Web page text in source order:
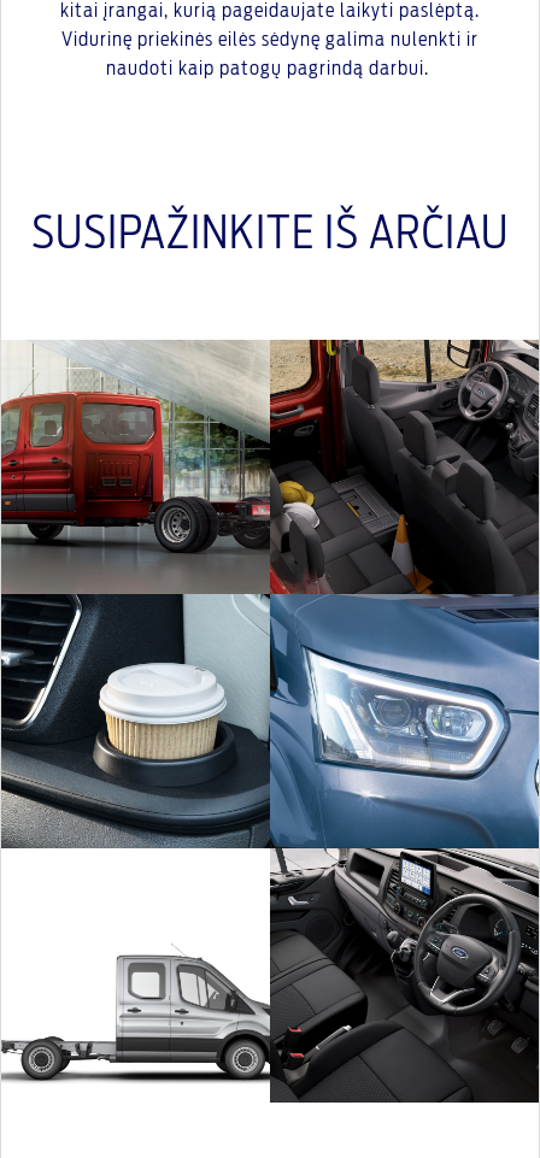
kitai įrangai, kurią pageidaujate laikyti paslėptą.
Vidurinę priekinės eilės sėdynę galima nulenkti ir
naudoti kaip patogų pagrindą darbui.
SUSIPAŽINKITE IŠ ARČIAU